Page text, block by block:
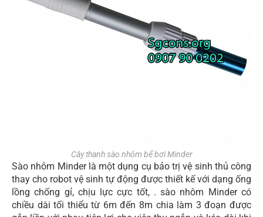
Cây thanh sào nhôm bể bơi Minder
Sào nhôm Minder là một dụng cụ bảo trị vệ sinh thủ công
thay cho robot vệ sinh tự động được thiết kế với dạng ống
lồng chống gỉ, chịu lực cực tốt, . sào nhôm Minder có
chiều dài tối thiểu từ 6m đến 8m chia làm 3 đoạn được